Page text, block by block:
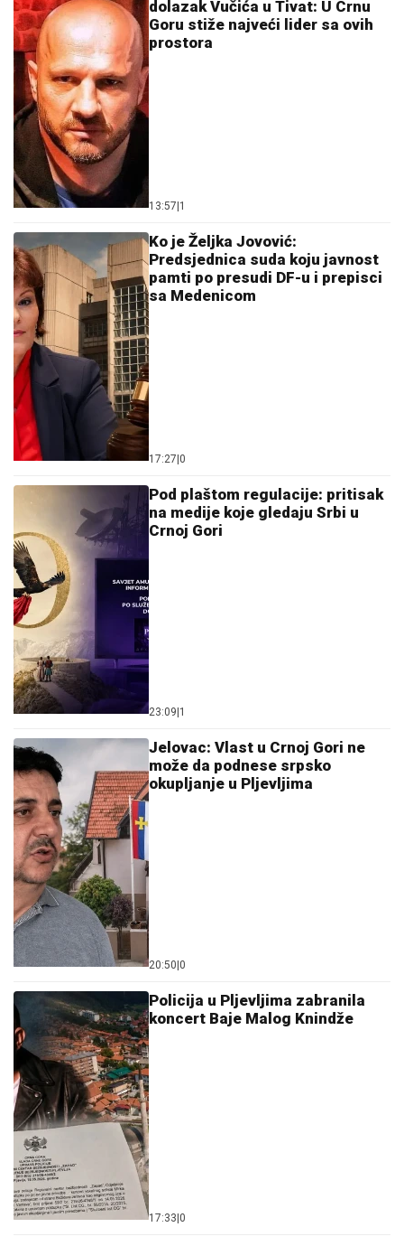
dolazak Vučića u Tivat: U Crnu
Goru stiže najveći lider sa ovih
prostora
13:57 1
Ko je Željka Jovović:
Predsjednica suda koju javnost
pamti po presudi DF-u i prepisci
sa Medenicom
17:27 0
Pod plaštom regulacije: pritisak
na medije koje gledaju Srbi u
Crnoj Gori
23:09 1
Jelovac: Vlast u Crnoj Gori ne
može da podnese srpsko
okupljanje u Pljevljima
20:50 0
Policija u Pljevljima zabranila
koncert Baje Malog Knindže
17:33 0